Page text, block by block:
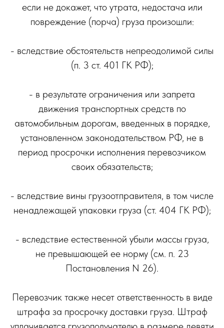
если не докажет, что утрата, недостача или
повреждение (порча) груза произошли:
- вследствие обстоятельств непреодолимой силы
(п. 3 ст. 401 ГК РФ);
- в результате ограничения или запрета
движения транспортных средств по
автомобильным дорогам, введенных в порядке,
установленном законодательством РФ, не в
период просрочки исполнения перевозчиком
своих обязательств;
- вследствие вины грузоотправителя, в том числе
ненадлежащей упаковки груза (ст. 404 ГК РФ);
- вследствие естественной убыли массы груза,
не превышающей ее норму (см. п. 23
Постановления N 26).
Перевозчик также несет ответственность в виде
штрафа за просрочку доставки груза. Штраф